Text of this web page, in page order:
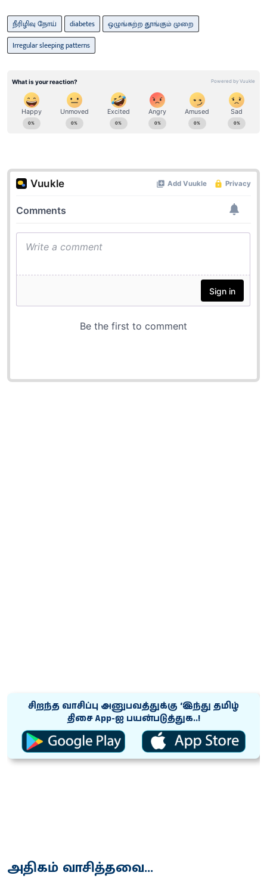
நீரிழிவு நோய் diabetes
ஒழுங்கற்ற தூங்கும் முறை
Irregular sleeping patterns
சிறந்த வாசிப்பு அனுபவத்துக்கு ‘இந்து தமிழ்
திசை App-ஐ பயன்படுத்துக..!
அதிகம் வாசித்தவை...